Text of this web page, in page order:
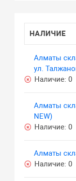
НАЛИЧИЕ
Алматы
ул.
Наличие:0
Алматы
NEW)
Наличие:0
Алматы
Наличие:0